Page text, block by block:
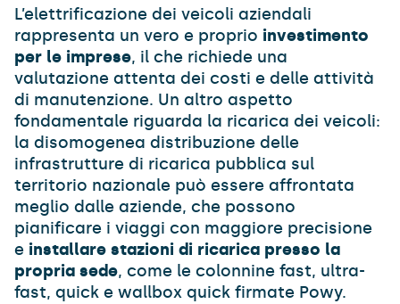
L’elettrificazione dei veicoli aziendali
rappresenta un vero e proprio investimento
per le imprese, il che richiede una
valutazione attenta dei costi e delle attività
di manutenzione. Un altro aspetto
fondamentale riguarda la ricarica dei veicoli:
la disomogenea distribuzione delle
infrastrutture di ricarica pubblica sul
territorio nazionale può essere affrontata
meglio dalle aziende, che possono
pianificare i viaggi con maggiore precisione
e installare stazioni di ricarica presso la
propria sede, come le colonnine fast, ultra-
fast, quick e wallbox quick firmate Powy.